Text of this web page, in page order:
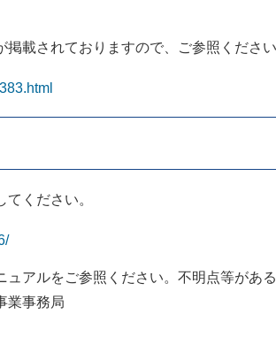
載されておりますので、ご参照ください
ください。
アルをご参照ください。不明点等があ
業事務局